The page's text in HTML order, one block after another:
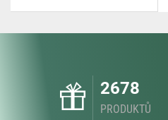
2678
PRODUKTŮ